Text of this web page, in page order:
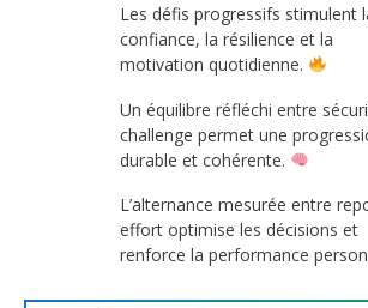
Les défis progressifs stimulent
confiance, la résilience et la
motivation quotidienne.
Un équilibre réfléchi entre
challenge permet une
durable et cohérente.
L’alternance mesurée entre
effort optimise les décisions et
renforce la performance